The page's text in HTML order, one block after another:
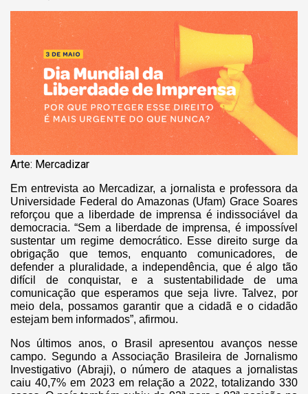
Arte: Mercadizar
Em entrevista ao Mercadizar, a jornalista e professora da
Universidade Federal do Amazonas (Ufam) Grace Soares
reforçou que a liberdade de imprensa é indissociável da
democracia. “Sem a liberdade de imprensa, é impossível
sustentar um regime democrático. Esse direito surge da
obrigação que temos, enquanto comunicadores, de
defender a pluralidade, a independência, que é algo tão
difícil de conquistar, e a sustentabilidade de uma
comunicação que esperamos que seja livre. Talvez, por
meio dela, possamos garantir que a cidadã e o cidadão
estejam bem informados”, afirmou.
Nos últimos anos, o Brasil apresentou avanços nesse
campo. Segundo a Associação Brasileira de Jornalismo
Investigativo (Abraji), o número de ataques a jornalistas
caiu 40,7% em 2023 em relação a 2022, totalizando 330